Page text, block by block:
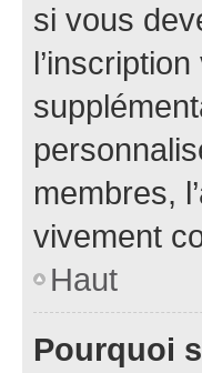
si vous
membres,
vivement
Haut
Pourquoi